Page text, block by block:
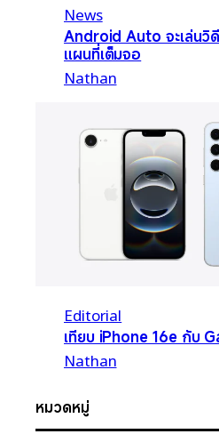
News
Android Auto จะเล่นวิ
แผนที่เต็มจอ
Nathan
Editorial
เทียบ iPhone 16e กับ
Nathan
หมวดหมู่